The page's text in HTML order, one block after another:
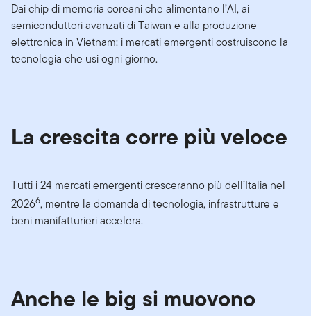
Dai chip di memoria coreani che alimentano l’AI, ai
semiconduttori avanzati di Taiwan e alla produzione
elettronica in Vietnam: i mercati emergenti costruiscono la
tecnologia che usi ogni giorno.
La crescita corre più veloce
Tutti i 24 mercati emergenti cresceranno più dell’Italia nel
20266, mentre la domanda di tecnologia, infrastrutture e
beni manifatturieri accelera.
Anche le big si muovono